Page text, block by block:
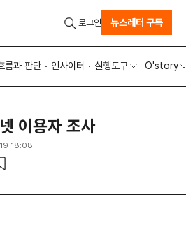
름과 판단 인사이터 실행도구 O'story
로그인 뉴스레터 구독
이용자 조사
18:08